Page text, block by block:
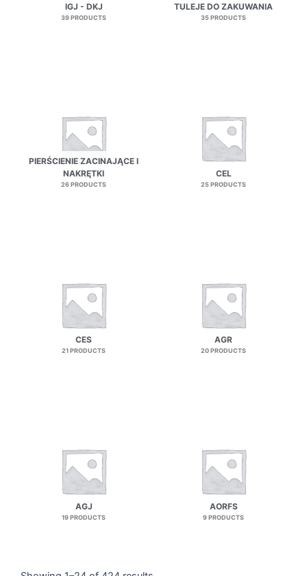
IGJ - DKJ
39 PRODUCTS
TULEJE DO ZAKUWANIA
35 PRODUCTS
PIERŚCIENIE ZACINAJĄCE I
NAKRĘTKI
26 PRODUCTS
CEL
25 PRODUCTS
CES
21 PRODUCTS
AGR
20 PRODUCTS
AGJ
19 PRODUCTS
AORFS
9 PRODUCTS